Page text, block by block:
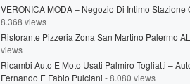
VERONICA MODA – Negozio Di Intimo Stazione
8.368 views
Ristorante Pizzeria Zona San Martino Palermo
views
Ricambi Auto E Moto Usati Palmiro Togliatti –
Fernando E Fabio Pulciani - 8.080 views